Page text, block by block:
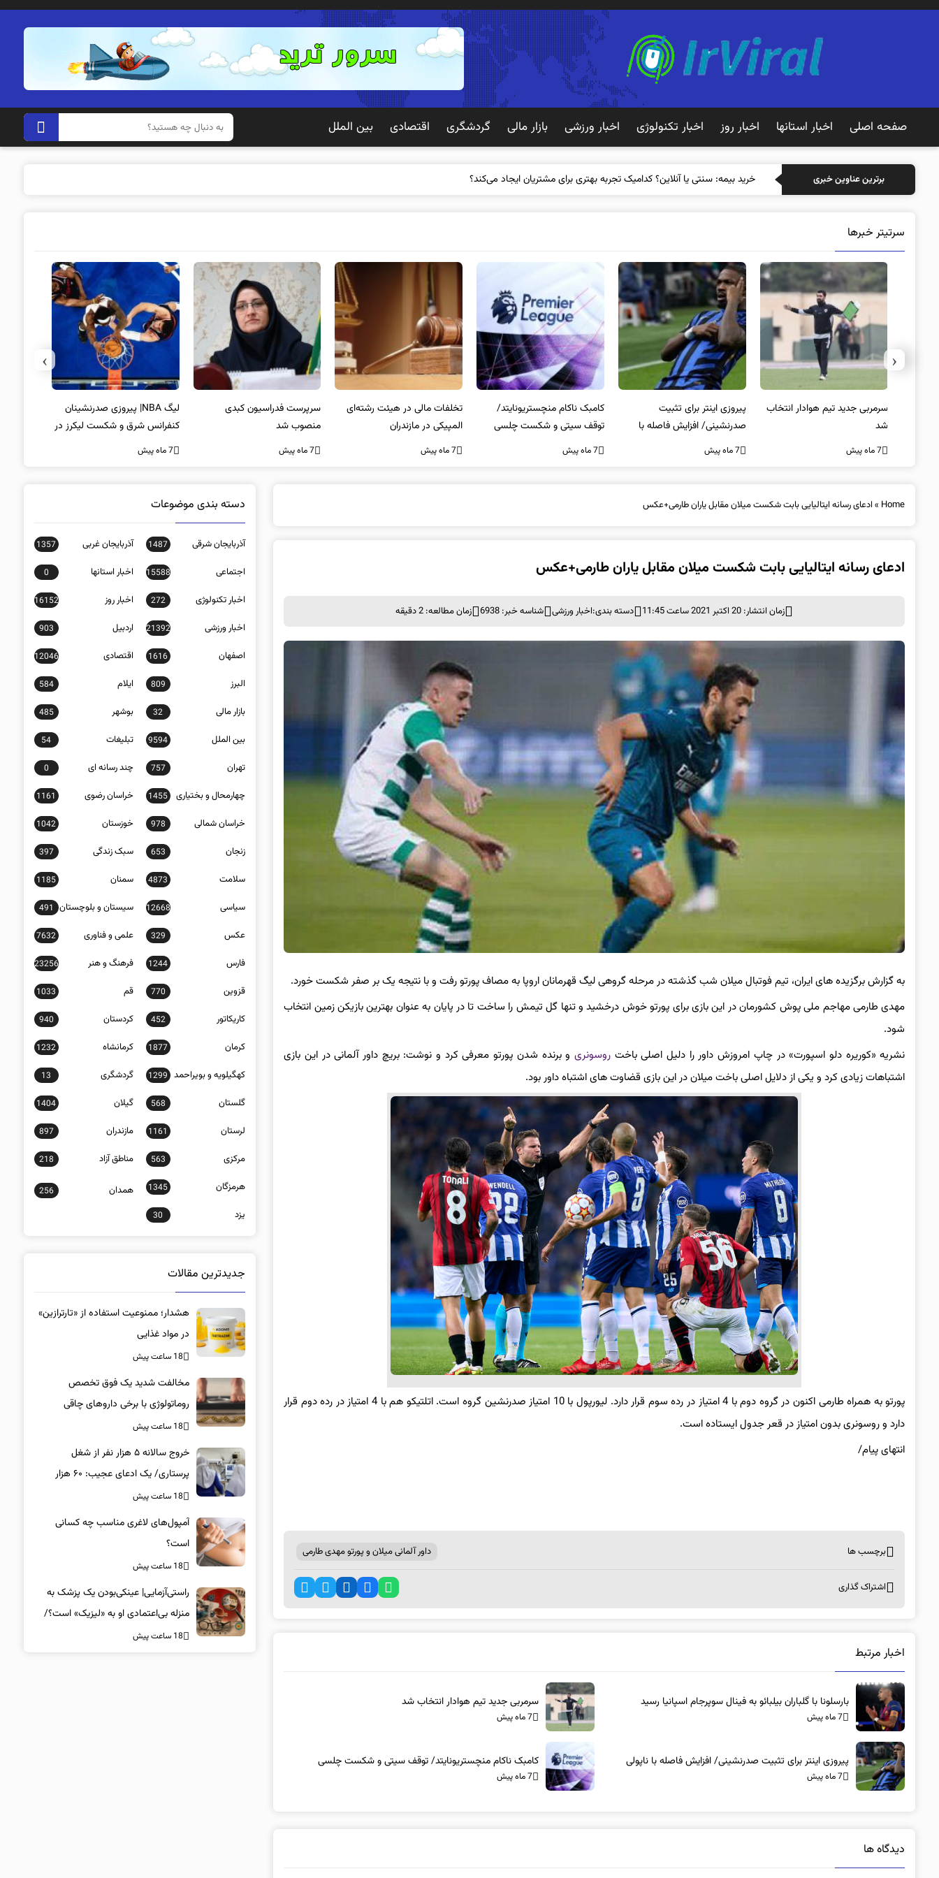
صفحه اصلی اخبار استانها اخبار روز اخبار تکنولوژی اخبار ورزشی بازار مالی گردشگری اقتصادی بین الملل
برترین عناوین خبری خرید بیمه: سنتی
سرتیتر خبرها
سرمربی جدید تیم هوادار انتخاب
شد
7 ماه پیش
پیروزی اینتر برای تثبیت
صدرنشینی/ افزایش فاصله با
ناپولی
7 ماه پیش
کامبک ناکام منچستریونایتد/
توقف سیتی و شکست چلسی
7 ماه پیش
تخلفات مالی در هیئت رشته‌ای
المپیکی در مازندران
7 ماه پیش
سرپرست فدراسیون کبدی
منصوب شد
7 ماه پیش
لیگ NBA| پیروزی صدرنشینان
کنفرانس شرق و شکست لیکرز در
غیاب جیمز
7 ماه پیش
‹
›
Home
» ادعای رسانه ایتالیایی بابت شکست میلان مقابل یاران طارمی+عکس
ادعای رسانه ایتالیایی بابت شکست میلان مقابل یاران طارمی+عکس
زمان انتشار: 20 اکتبر 2021 ساعت 11:45 دسته بندی:اخبار ورزشی شناسه خبر: 6938 زمان مطالعه: 2 دقیقه
به گزارش برگزیده های ایران، تیم فوتبال میلان شب گذشته در مرحله گروهی لیگ قهرمانان اروپا به مصاف پورتو رفت و با نتیجه یک بر صفر شکست خورد.
مهدی طارمی مهاجم ملی پوش کشورمان در این بازی برای پورتو خوش درخشید و تنها گل تیمش را ساخت تا در پایان به عنوان بهترین بازیکن زمین انتخاب
شود.
نشریه «کوریره دلو اسپورت» در چاپ امروزش داور را دلیل اصلی باختروسونری و برنده شدن پورتو معرفی کرد و نوشت: بریچ داور آلمانی در این بازی
اشتباهات زیادی کرد و یکی از دلایل اصلی باخت میلان در این بازی قضاوت های اشتباه داور بود.
پورتو به همراه طارمی اکنون در گروه دوم با 4 امتیاز در رده سوم قرار دارد. لیورپول با 10 امتیاز صدرنشین گروه است. اتلتیکو هم با 4 امتیاز در رده دوم قرار
دارد و روسونری بدون امتیاز در قعر جدول ایستاده است.
انتهای پیام/
برچسب ها داور آلمانی میلان و پورتو مهدی طارمی
اشتراک گذاری
اخبار مرتبط
بارسلونا با گلباران بیلبائو به فینال سوپرجام اسپانیا رسید
7 ماه پیش
سرمربی جدید تیم هوادار انتخاب شد
7 ماه پیش
پیروزی اینتر برای تثبیت صدرنشینی/ افزایش فاصله با ناپولی
7 ماه پیش
کامبک ناکام منچستریونایتد/ توقف سیتی و شکست چلسی
7 ماه پیش
دیدگاه ها
دسته بندی موضوعات
آذربایجان شرقی 1487 آذربایجان غربی 1357
اجتماعی 15588 اخبار استانها 0
اخبار تکنولوژی 272 اخبار روز 16152
اخبار ورزشی 21392 اردبیل 903
اصفهان 1616 اقتصادی 12046
البرز 809 ایلام 584
بازار مالی 32 بوشهر 485
بین الملل 9594 تبلیغات 54
تهران 757 چند رسانه ای 0
چهارمحال و بختیاری 1455 خراسان رضوی 1161
خراسان شمالی 978 خوزستان 1042
زنجان 653 سبک زندگی 397
سلامت 4873 سمنان 1185
سیاسی 12668 سیستان و بلوچستان 491
عکس 329 علمی و فناوری 7632
فارس 1244 فرهنگ و هنر 23256
قزوین 770 قم 1033
کاریکاتور 452 کردستان 940
کرمان 1877 کرمانشاه 1232
کهگیلویه و بویراحمد 1299 گردشگری 13
گلستان 568 گیلان 1404
لرستان 1161 مازندران 897
مرکزی 563 مناطق آزاد 218
هرمزگان 1345 همدان 256
یزد 30
جدیدترین مقالات
هشدار؛ ممنوعیت استفاده از «تارترازین»
در مواد غذایی
18 ساعت پیش
مخالفت شدید یک فوق تخصص
روماتولوژی با برخی داروهای چاقی
18 ساعت پیش
خروج سالانه ۵ هزار نفر از شغل
پرستاری/ یک ادعای عجیب: ۶۰ هزار
پرستار خانه‌نشین شدند؟
18 ساعت پیش
آمپول‌های لاغری مناسب چه کسانی
است؟
18 ساعت پیش
راستی‌آزمایی| عینکی‌بودن یک پزشک به
منزله بی‌اعتمادی او به «لیزیک» است؟/
جراحان، چشم فرزندان خود را لیزیک
18 ساعت پیش